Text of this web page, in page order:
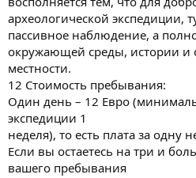
археологической экспедиции,
пассивное наблюдение, а
окружающей среды, истории и
местности.
12 Стоимость пребывания:
Один день – 12 Евро
экспедиции 1
неделя), то есть плата за одну
Если вы остаетесь на три и
вашего пребывания